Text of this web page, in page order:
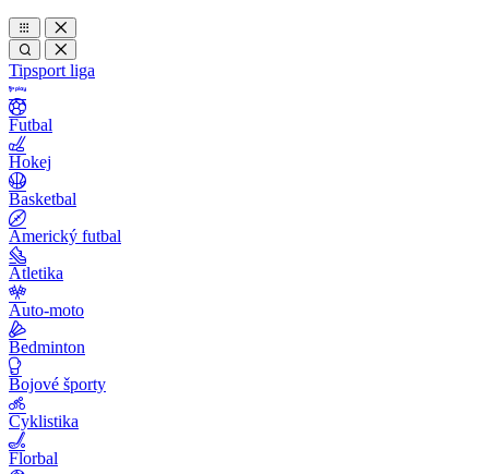
Tipsport liga
Futbal
Hokej
Basketbal
Americký futbal
Atletika
Auto-moto
Bedminton
Bojové športy
Cyklistika
Florbal